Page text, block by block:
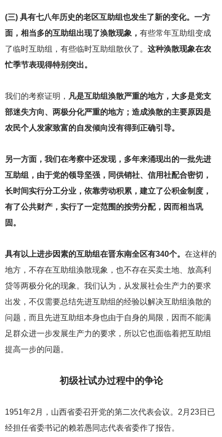
(三) 具有七八年历史的老区互助组也发生了新的变化。一方
面，相当多的互助组出现了涣散现象， 有些常年互助组变成
了临时互助组，有些临时互助组散伙了。 这种涣散现象在农
忙季节表现得特别突出。
我们的考察证明， 凡是互助组涣散严重的地方，大多是党支
部迷失方向、两极分化严重的地方；造成涣散的主要原因是
农民个人发家致富的自发倾向没有得到正确引导。
另一方面，我们在考察中还发现，多年来涌现出的一批先进
互助组，由于党的领导坚强，同供销社、信用社配合密切，
长时间实行分工分业，依靠劳动积累，建立了公积金制度，
有了公共财产，实行了一定范围的按劳分配，因而相当巩
固。
具有以上进步因素的互助组在晋东南全区有340个。 在这样的
地方，不存在互助组涣散现象，也不存在买卖土地、放高利
贷等两极分化的现象。我们认为，从发展社会生产力的要求
出发，不仅需要总结先进互助组的经验以解决互助组涣散的
问题，而且先进互助组本身也由于自身的局限，因而不能满
足群众进一步发展生产力的要求，所以它也面临着把互助组
提高一步的问题。
初级社试办过程中的争论
1951年2月，山西省委召开党的第二次代表会议。2月23日已
经担任省委书记的赖若愚同志代表省委作了报告。